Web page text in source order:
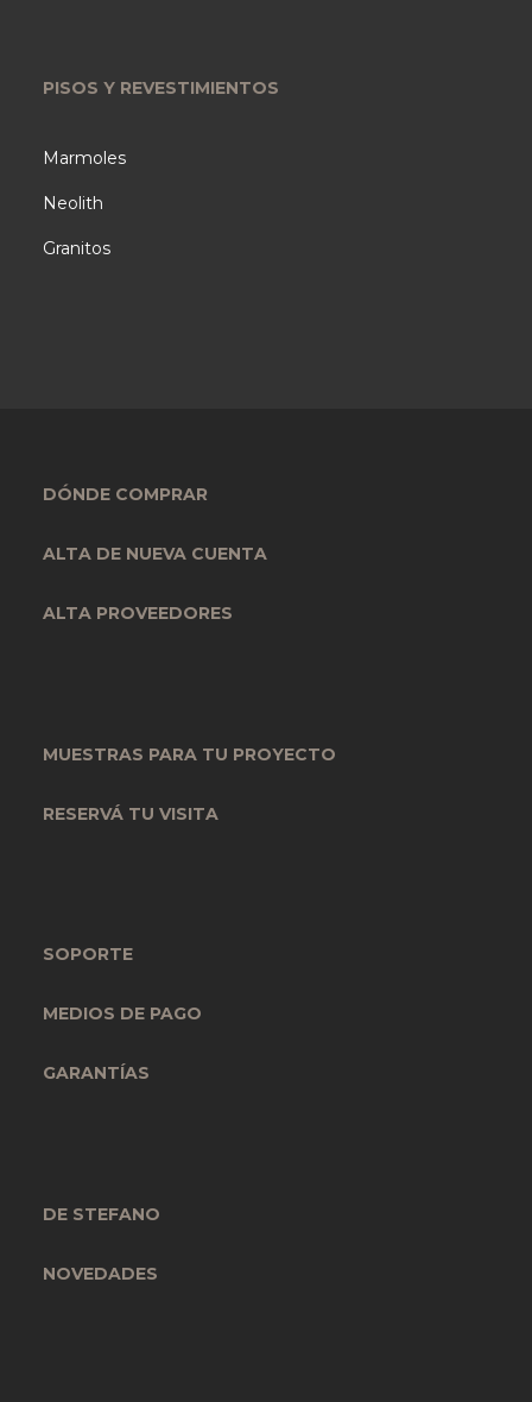
PISOS Y REVESTIMIENTOS
Marmoles
Neolith
Granitos
DÓNDE COMPRAR
ALTA DE NUEVA CUENTA
ALTA PROVEEDORES
MUESTRAS PARA TU PROYECTO
RESERVÁ TU VISITA
SOPORTE
MEDIOS DE PAGO
GARANTÍAS
DE STEFANO
NOVEDADES